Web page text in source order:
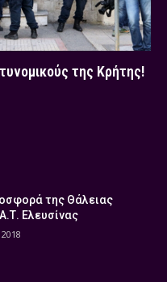
της Κρήτης!
της Θάλειας
Ελευσίνας